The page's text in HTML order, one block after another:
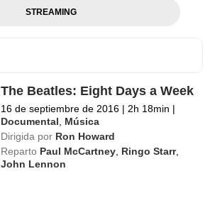
STREAMING
The Beatles: Eight Days a Week
16 de septiembre de 2016 | 2h 18min |
Documental
Música
Dirigida por Ron Howard
Reparto Paul McCartney Ringo Starr,
John Lennon